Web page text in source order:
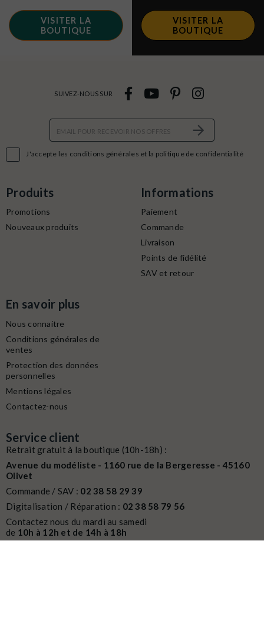
VISITER LA
BOUTIQUE
VISITER LA
BOUTIQUE
J'accepte les conditions générales et la politique de confidentialité
SUIVEZ-NOUS SUR
Produits
Promotions
Nouveaux produits
Informations
Paiement
Commande
Livraison
Points de fidélité
SAV et retour
En savoir plus
Nous connaitre
Conditions générales de
ventes
Protection des données
personnelles
Mentions légales
Contactez-nous
Service client
Retrait gratuit à la boutique (10h-18h) :
Avenue du modéliste - 1160 rue de la Bergeresse - 45160
Olivet
Commande / SAV : 02 38 58 29 39
Digitalisation / Réparation : 02 38 58 79 56
Contactez nous du mardi au samedi
de 10h à 12h et de 14h à 18h